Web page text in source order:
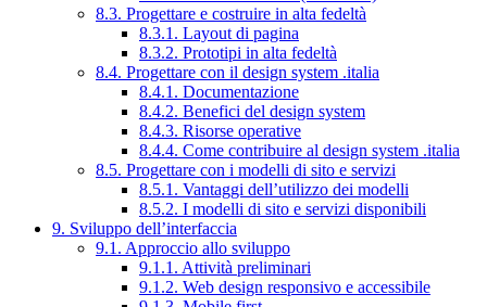
8.3. Progettare e costruire in alta fedeltà
8.3.1. Layout di pagina
8.3.2. Prototipi in alta fedeltà
8.4. Progettare con il design system .italia
8.4.1. Documentazione
8.4.2. Benefici del design system
8.4.3. Risorse operative
8.4.4. Come contribuire al design system .italia
8.5. Progettare con i modelli di sito e servizi
8.5.1. Vantaggi dell’utilizzo dei modelli
8.5.2. I modelli di sito e servizi disponibili
9. Sviluppo dell’interfaccia
9.1. Approccio allo sviluppo
9.1.1. Attività preliminari
9.1.2. Web design responsivo e accessibile